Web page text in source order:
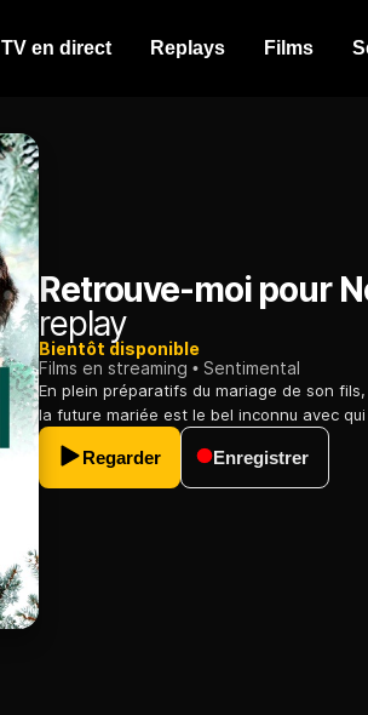
TV en direct Replays Films
Retrouve-moi pour
replay
Bientôt disponible
Films en streaming
Sentimental
En plein préparatifs du mariage de son
la future mariée est le bel inconnu avec
Regarder Enregistrer